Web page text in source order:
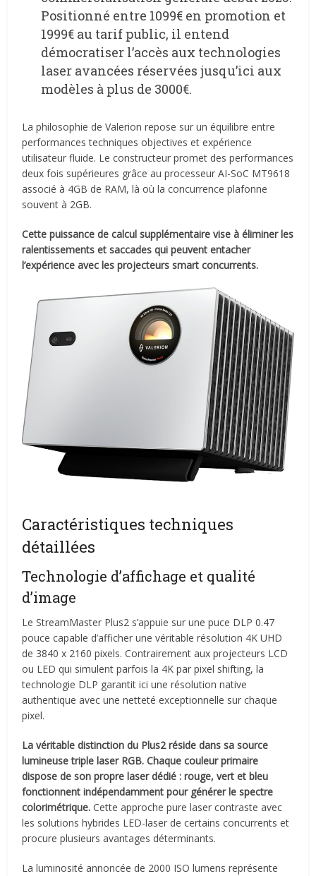
Positionné entre 1099€ en promotion et
1999€ au tarif public, il entend
démocratiser l’accès aux technologies
laser avancées réservées jusqu’ici aux
modèles à plus de 3000€.
La philosophie de Valerion repose sur un équilibre entre
performances techniques objectives et expérience
utilisateur fluide. Le constructeur promet des performances
deux fois supérieures grâce au processeur AI-SoC MT9618
associé à 4GB de RAM, là où la concurrence plafonne
souvent à 2GB.
Cette puissance de calcul supplémentaire vise à éliminer les
ralentissements et saccades qui peuvent entacher
l’expérience avec les projecteurs smart concurrents.
Caractéristiques techniques
détaillées
Technologie d’affichage et qualité
d’image
Le StreamMaster Plus2 s’appuie sur une puce DLP 0.47
pouce capable d’afficher une véritable résolution 4K UHD
de 3840 x 2160 pixels. Contrairement aux projecteurs LCD
ou LED qui simulent parfois la 4K par pixel shifting, la
technologie DLP garantit ici une résolution native
authentique avec une netteté exceptionnelle sur chaque
pixel.
La véritable distinction du Plus2 réside dans sa source
lumineuse triple laser RGB. Chaque couleur primaire
dispose de son propre laser dédié : rouge, vert et bleu
fonctionnent indépendamment pour générer le spectre
colorimétrique. Cette approche pure laser contraste avec
les solutions hybrides LED-laser de certains concurrents et
procure plusieurs avantages déterminants.
La luminosité annoncée de 2000 ISO lumens représente